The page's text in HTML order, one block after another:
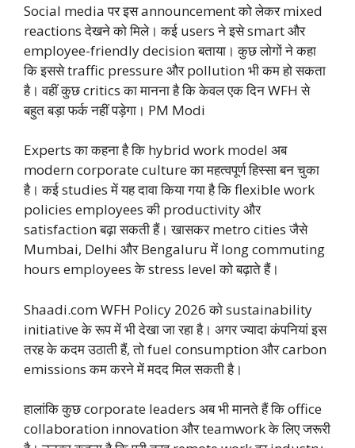
Social media पर इस announcement को लेकर mixed
reactions देखने को मिले। कई users ने इसे smart और
employee-friendly decision बताया। कुछ लोगों ने कहा
कि इससे traffic pressure और pollution भी कम हो सकता
है। वहीं कुछ critics का मानना है कि केवल एक दिन WFH से
बहुत बड़ा फर्क नहीं पड़ेगा। PM Modi
Experts का कहना है कि hybrid work model अब
modern corporate culture का महत्वपूर्ण हिस्सा बन चुका
है। कई studies में यह दावा किया गया है कि flexible work
policies employees की productivity और
satisfaction बढ़ा सकती हैं। खासकर metro cities जैसे
Mumbai, Delhi और Bengaluru में long commuting
hours employees के stress level को बढ़ाते हैं।
Shaadi.com WFH Policy 2026 को sustainability
initiative के रूप में भी देखा जा रहा है। अगर ज्यादा कंपनियां इस
तरह के कदम उठाती हैं, तो fuel consumption और carbon
emissions कम करने में मदद मिल सकती है।
हालांकि कुछ corporate leaders अब भी मानते हैं कि office
collaboration innovation और teamwork के लिए जरूरी